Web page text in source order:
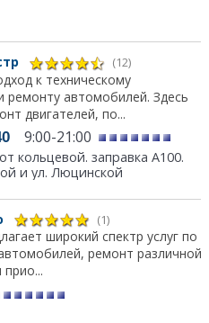
(12)
к техническому
ремонту автомобилей. Здесь
двигателей, по...
9:00-21:00
кольцевой. заправка А100.
и ул. Люцинской
(1)
широкий спектр услуг по
ремонт различной